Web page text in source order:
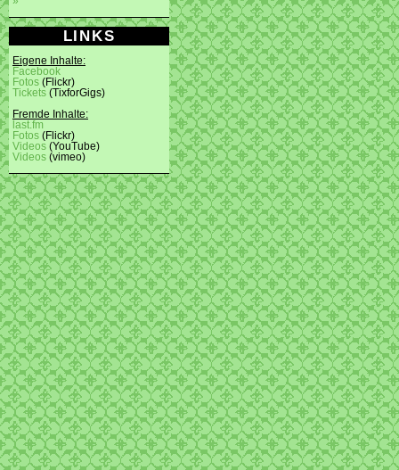
LINKS
Eigene Inhalte:
Facebook
Fotos (Flickr)
Tickets (TixforGigs)
Fremde Inhalte:
last.fm
Fotos (Flickr)
Videos (YouTube)
Videos (vimeo)